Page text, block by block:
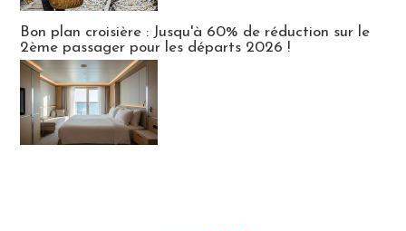
Bon plan croisière : Jusqu'à 60% de réduction sur le
2ème passager pour les départs 2026 !